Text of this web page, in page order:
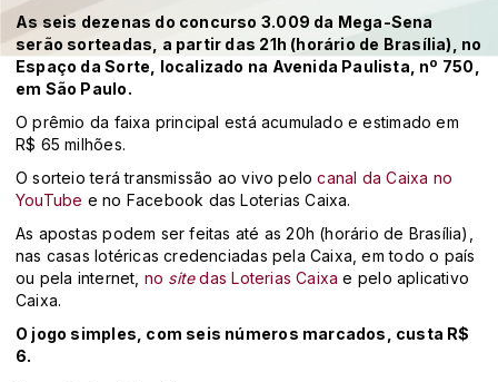
As seis dezenas do concurso 3.009 da Mega-Sena
serão sorteadas, a partir das 21h (horário de Brasília), no
Espaço da Sorte, localizado na Avenida Paulista, nº 750,
em São Paulo.
O prêmio da faixa principal está acumulado e estimado em
R$ 65 milhões.
O sorteio terá transmissão ao vivo pelocanal da Caixa no
YouTube e no Facebook das Loterias Caixa.
As apostas podem ser feitas até as 20h (horário de Brasília),
nas casas lotéricas credenciadas pela Caixa, em todo o país
ou pela internet, no sitedas Loterias Caixa e pelo aplicativo
Caixa.
O jogo simples, com seis números marcados, custa R$
6.